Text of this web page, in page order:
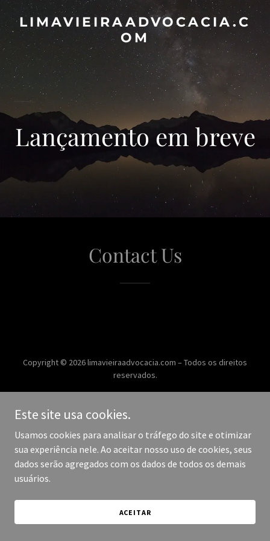
LIMAVIEIRAADVOCACIA.C
OM
‌‌Lançamento em breve
Contact Us
Copyright © 2026 limavieiraadvocacia.com – Todos os direitos
reservados.
Este site usa cookies.
Usamos cookies para analisar o tráfego do site e otimizar
sua experiência nele. Ao aceitar nosso uso de cookies, seus
dados serão agregados com os dados de todos os demais
usuários.
ACEITAR